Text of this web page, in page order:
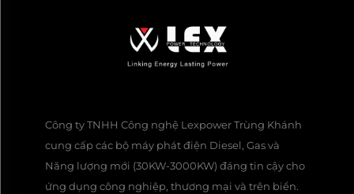
Công ty TNHH Công nghệ Lexpower Trùng Khánh
cung cấp các bộ máy phát điện Diesel, Gas và
Năng lượng mới (30KW-3000KW) đáng tin cậy cho
ứng dụng công nghiệp, thương mại và trên biển.